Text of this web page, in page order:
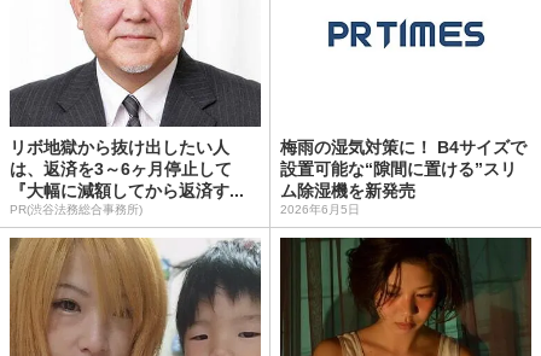
リボ地獄から抜け出したい人
は、返済を3～6ヶ月停止して
『大幅に減額してから返済す...
PR(渋谷法務総合事務所)
梅雨の湿気対策に！ B4サイズで
設置可能な“隙間に置ける”スリ
ム除湿機を新発売
2026年6月5日